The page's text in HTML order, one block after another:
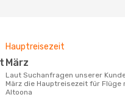
Hauptreisezeit
März
Laut Suchanfragen unserer Kunden ist
März die Hauptreisezeit für Flüge
Altoona